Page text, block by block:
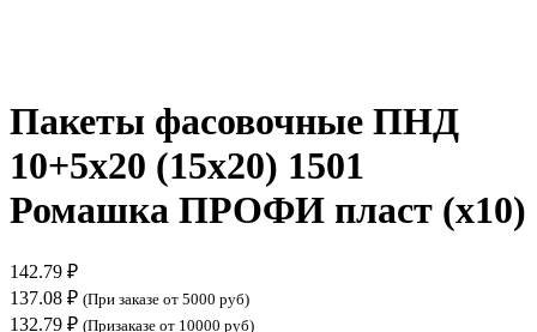
Пакеты фасовочные ПНД
10+5х20 (15х20) 1501
Ромашка ПРОФИ пласт (х10)
142.79 ₽
137.08 ₽ (При заказе от 5000 руб)
132.79 ₽ (Призаказе от 10000 руб)